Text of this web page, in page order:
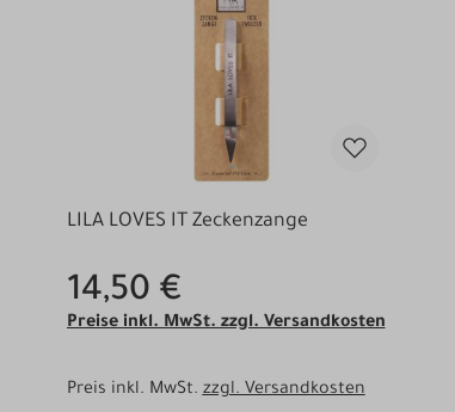
LILA LOVES IT Zeckenzange
14,50 €
Preise inkl. MwSt. zzgl. Versandkosten
Preis inkl. MwSt.zzgl. Versandkosten